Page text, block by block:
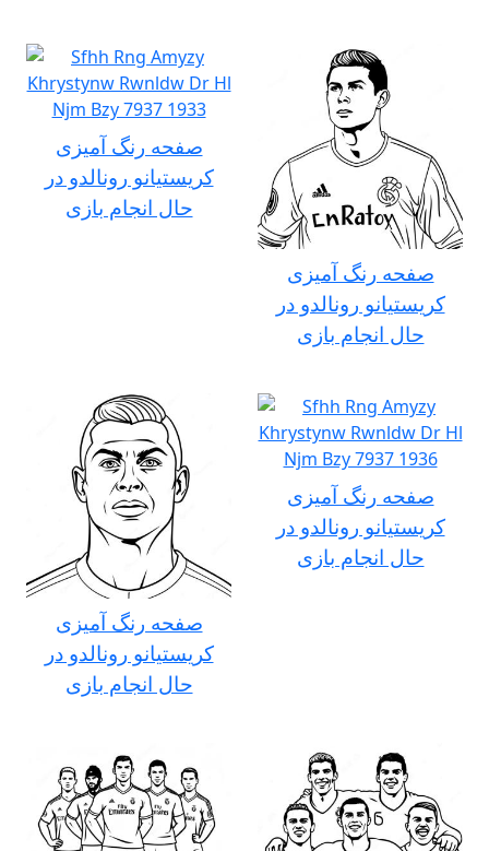
صفحه رنگ آمیزی
کریستیانو رونالدو در
حال انجام بازی
صفحه رنگ آمیزی
کریستیانو رونالدو در
حال انجام بازی
صفحه رنگ آمیزی
کریستیانو رونالدو در
حال انجام بازی
صفحه رنگ آمیزی
کریستیانو رونالدو در
حال انجام بازی